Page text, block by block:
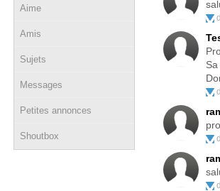
Aime
Amis
Sujets
Messages
Petites annonces
Shoutbox